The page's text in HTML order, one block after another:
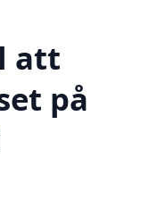
att
på